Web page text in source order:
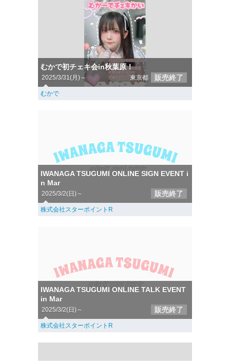
むかで初チェキ会in秋葉原！
2025/3/31(月)～ 東京都 販売終了
むかで
IWANAGA TSUGUMI ONLINE SIGN EVENT i
n Mar
2025/3/2(日)～ 販売終了
株式会社スターポイントR
IWANAGA TSUGUMI ONLINE TALK EVENT
in Mar
2025/3/2(日)～ 販売終了
株式会社スターポイントR